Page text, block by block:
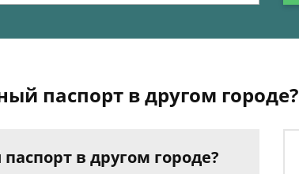
паспорт в другом городе?
в другом городе?